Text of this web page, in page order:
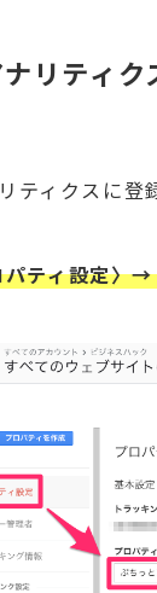
リティク
ティクスに登
ティ設定〉→